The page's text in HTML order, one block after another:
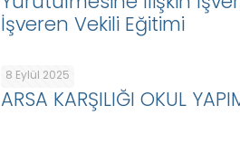
İşveren Vekili Eğitimi
8 Eylül 2025
ARSA KARŞILIĞI OKUL